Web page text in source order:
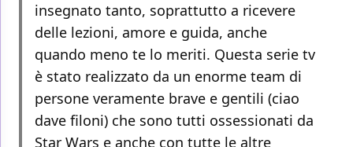
insegnato tanto, soprattutto a ricevere
delle lezioni, amore e guida, anche
quando meno te lo meriti. Questa serie tv
è stato realizzato da un enorme team di
persone veramente brave e gentili (ciao
dave filoni) che sono tutti ossessionati da
Star Wars e anche con tutte le altre